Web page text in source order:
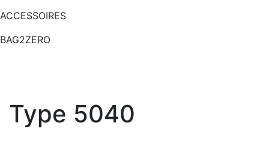
ACCESSOIRES
BAG2ZERO
Type 5040